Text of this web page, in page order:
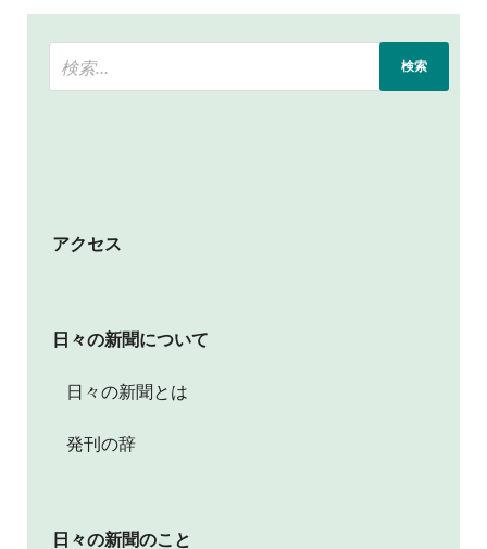
アクセス
日々の新聞について
日々の新聞とは
発刊の辞
日々の新聞のこと